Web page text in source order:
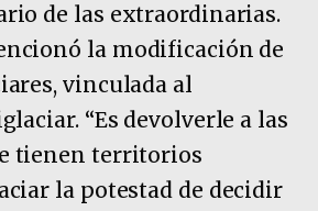
de las extraordinarias.
la modificación de
vinculada al
“Es devolverle a las
tienen territorios
la potestad de decidir